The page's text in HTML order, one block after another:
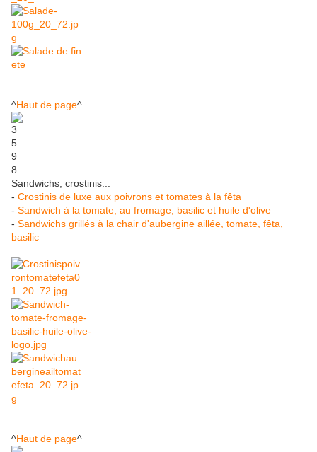
^Haut de page^
Sandwichs, crostinis...
- Crostinis de luxe aux poivrons et tomates à la fêta
- Sandwich à la tomate, au fromage, basilic et huile d'olive
- Sandwichs grillés à la chair d'aubergine aillée, tomate, fêta,
basilic
^Haut de page^